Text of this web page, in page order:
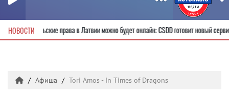
НОВОСТИ
новые водительские права в Латвии можно будет онлайн: CSDD готовит новый
Афиша Tori Amos - In Times of Dragons